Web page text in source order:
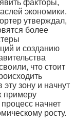
факторы,
экономики.
утверждал,
более
и созданию
что стоит
зону и начнут
примеру
начнет
росту.